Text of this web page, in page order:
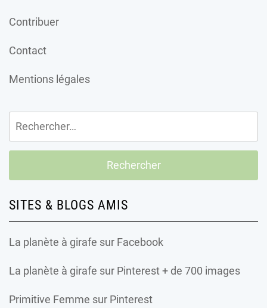
Contribuer
Contact
Mentions légales
Rechercher :
SITES & BLOGS AMIS
La planète à girafe sur Facebook
La planète à girafe sur Pinterest + de 700 images
Primitive Femme sur Pinterest